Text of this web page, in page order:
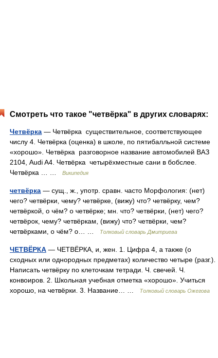
Смотреть что такое "четвёрка" в других словарях:
Четвёрка — Четвёрка существительное, соответствующее
числу 4. Четвёрка (оценка) в школе, по пятибалльной системе
«хорошо». Четвёрка разговорное название автомобилей ВАЗ
2104, Audi A4. Четвёрка четырёхместные сани в бобслее.
Четвёрка … …
Википедия
четвёрка — сущ., ж., употр. сравн. часто Морфология: (нет)
чего? четвёрки, чему? четвёрке, (вижу) что? четвёрку, чем?
четвёркой, о чём? о четвёрке; мн. что? четвёрки, (нет) чего?
четвёрок, чему? четвёркам, (вижу) что? четвёрки, чем?
четвёрками, о чём? о… …
Толковый словарь Дмитриева
ЧЕТВЁРКА — ЧЕТВЁРКА, и, жен. 1. Цифра 4, а также (о
сходных или однородных предметах) количество четыре (разг.).
Написать четвёрку по клеточкам тетради. Ч. свечей. Ч.
конвоиров. 2. Школьная учебная отметка «хорошо». Учиться
хорошо, на четвёрки. 3. Название… …
Толковый словарь Ожегова